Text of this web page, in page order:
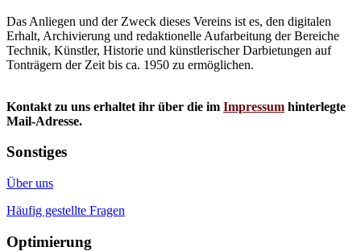
Das Anliegen und der Zweck dieses Vereins ist es, den digitalen
Erhalt, Archivierung und redaktionelle Aufarbeitung der Bereiche
Technik, Künstler, Historie und künstlerischer Darbietungen auf
Tonträgern der Zeit bis ca. 1950 zu ermöglichen.
Kontakt zu uns erhaltet ihr über die im Impressum hinterlegte
Mail-Adresse.
Sonstiges
Über uns
Häufig gestellte Fragen
Optimierung